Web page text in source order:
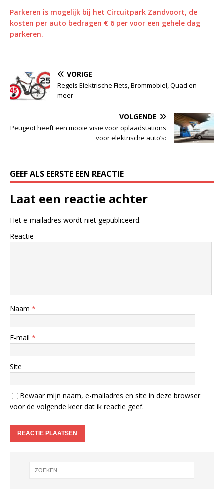
Parkeren is mogelijk bij het Circuitpark Zandvoort, de
kosten per auto bedragen € 6 per voor een gehele dag
parkeren.
VORIGE
Regels Elektrische Fiets, Brommobiel, Quad en
meer
VOLGENDE
Peugeot heeft een mooie visie voor oplaadstations
voor elektrische auto’s:
GEEF ALS EERSTE EEN REACTIE
Laat een reactie achter
Het e-mailadres wordt niet gepubliceerd.
Reactie
Naam *
E-mail *
Site
Bewaar mijn naam, e-mailadres en site in deze browser
voor de volgende keer dat ik reactie geef.